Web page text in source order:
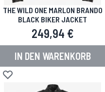
THE WILD ONE MARLON BRANDO
BLACK BIKER JACKET
249,94 €
IN DEN WARENKORB
Zur Wunschliste hinzufügen